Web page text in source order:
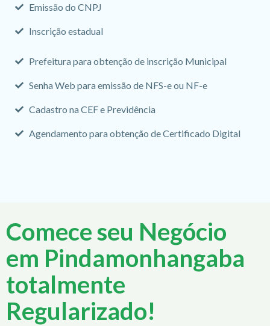
Emissão do CNPJ
Inscrição estadual
Prefeitura para obtenção de inscrição Municipal
Senha Web para emissão de NFS-e ou NF-e
Cadastro na CEF e Previdência
Agendamento para obtenção de Certificado Digital
Comece seu Negócio
em Pindamonhangaba
totalmente
Regularizado!